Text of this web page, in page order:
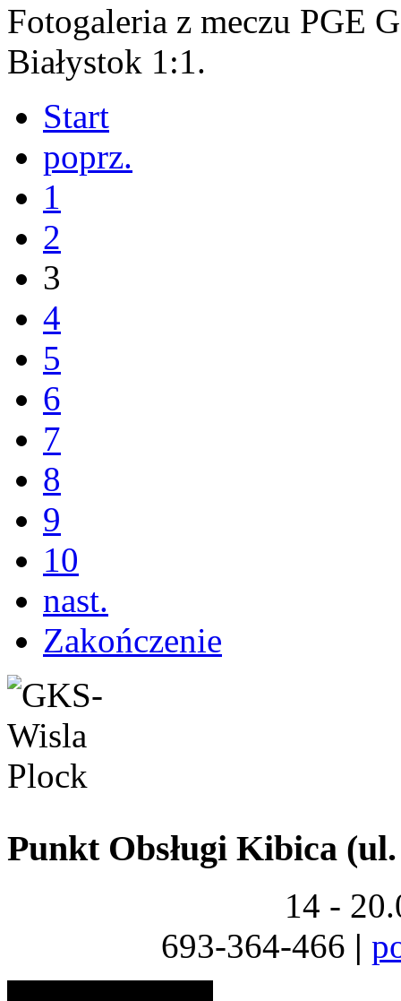
Fotogaleria z meczu PGE
Białystok 1:1.
Start
poprz.
1
2
3
4
5
6
7
8
9
10
nast.
Zakończenie
Punkt Obsługi Kibica
14 -
693-364-466 |